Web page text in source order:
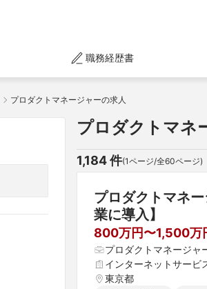
職務経歴書
プロダクトマネージャーの求人
プロダクトマネ
1,184 件(1ページ/全60ページ)
プロダクトマネ
業に導入】
800万円〜1,500万
プロダクトマネージャ
インターネットサービ
東京都